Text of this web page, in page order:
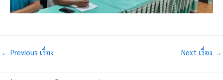
← Previous เรื่อง Next เรื่อง →